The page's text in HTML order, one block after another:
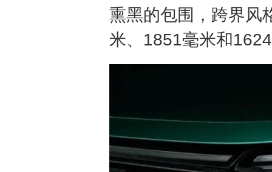
熏黑的包围，跨界风
米、1851毫米和